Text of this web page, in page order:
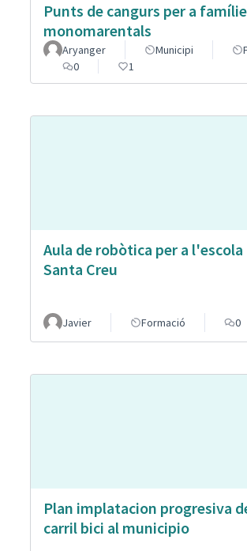
Punts de cangurs per a
monomarentals
Aryanger Municipi
0
1
Aula de robòtica per a l'escola
Santa Creu
Javier Formació 0
Plan implatacion progresiva
carril bici al municipio